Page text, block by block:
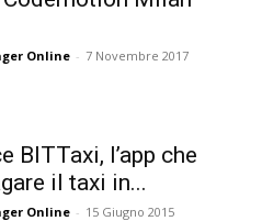
Online - 7 Novembre 2017
BITTaxi, l’app che
il taxi in...
Online - 15 Giugno 2015